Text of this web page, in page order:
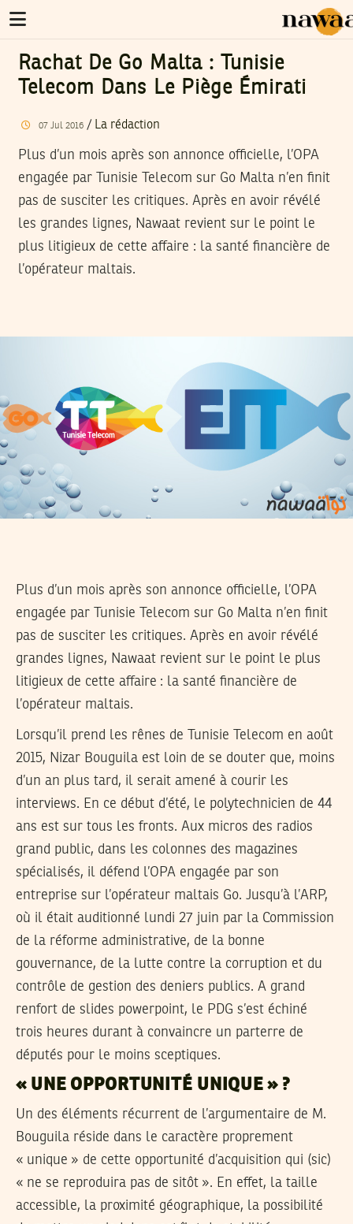
Rachat De Go Malta : Tunisie
Telecom Dans Le Piège Émirati
07 Jul 2016/ La rédaction
Plus d’un mois après son annonce officielle, l’OPA
engagée par Tunisie Telecom sur Go Malta n’en finit
pas de susciter les critiques. Après en avoir révélé
les grandes lignes, Nawaat revient sur le point le
plus litigieux de cette affaire : la santé financière de
l’opérateur maltais.
Plus d’un mois après son annonce officielle, l’OPA
engagée par Tunisie Telecom sur Go Malta n’en finit
pas de susciter les critiques. Après en avoir révélé
grandes lignes, Nawaat revient sur le point le plus
litigieux de cette affaire : la santé financière de
l’opérateur maltais.
Lorsqu’il prend les rênes de Tunisie Telecom en août
2015, Nizar Bouguila est loin de se douter que, moins
d’un an plus tard, il serait amené à courir les
interviews. En ce début d’été, le polytechnicien de 44
ans est sur tous les fronts. Aux micros des radios
grand public, dans les colonnes des magazines
spécialisés, il défend l’OPA engagée par son
entreprise sur l’opérateur maltais Go. Jusqu’à l’ARP,
où il était auditionné lundi 27 juin par la Commission
de la réforme administrative, de la bonne
gouvernance, de la lutte contre la corruption et du
contrôle de gestion des deniers publics. A grand
renfort de slides powerpoint, le PDG s’est échiné
trois heures durant à convaincre un parterre de
députés pour le moins sceptiques.
« UNE OPPORTUNITÉ UNIQUE » ?
Un des éléments récurrent de l’argumentaire de M.
Bouguila réside dans le caractère proprement
« unique » de cette opportunité d’acquisition qui (sic)
« ne se reproduira pas de sitôt ». En effet, la taille
accessible, la proximité géographique, la possibilité